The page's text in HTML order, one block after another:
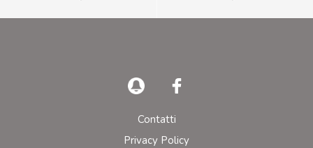
Contatti
Privacy Policy